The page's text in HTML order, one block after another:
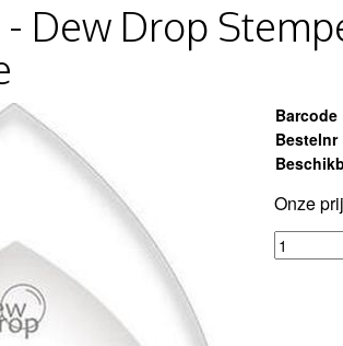
Dew Drop
Barcode
Bestelnr
Onze